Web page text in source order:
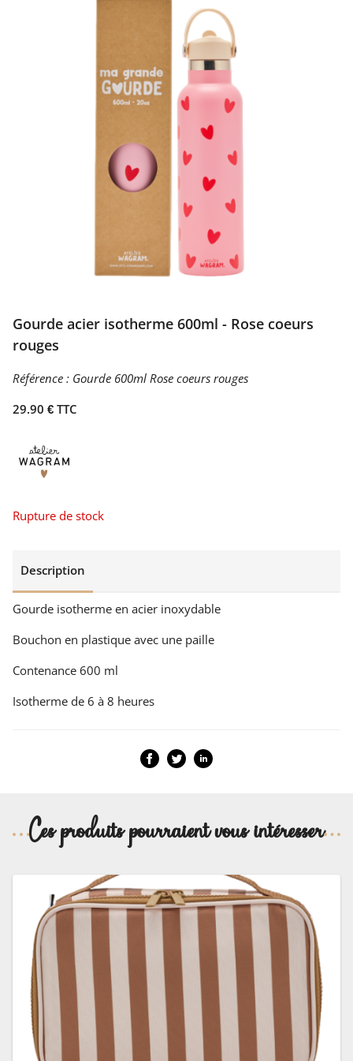
Gourde acier isotherme 600ml - Rose coeurs
rouges
Référence : Gourde 600ml Rose coeurs rouges
29.90 € TTC
Rupture de stock
Description
Gourde isotherme en acier inoxydable
Bouchon en plastique avec une paille
Contenance 600 ml
Isotherme de 6 à 8 heures
Ces produits pourraient vous intéresser